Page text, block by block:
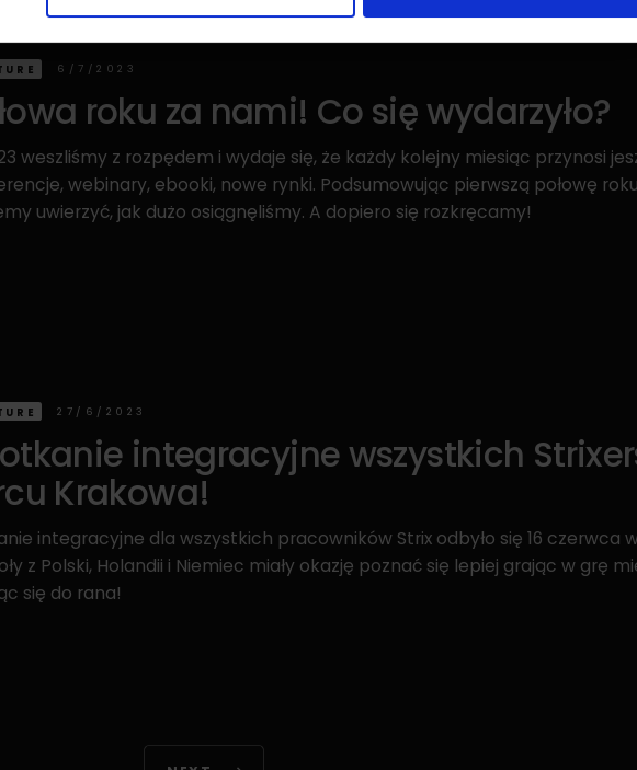
6/7/2023
roku za nami! Co się wydarzyło?
weszliśmy z rozpędem i wydaje się, że każdy kolejny miesiąc przynosi
webinary, ebooki, nowe rynki. Podsumowując pierwszą połowę
uwierzyć, jak dużo osiągnęliśmy. A dopiero się rozkręcamy!
27/6/2023
integracyjne wszystkich
Krakowa!
integracyjne dla wszystkich pracowników Strix odbyło się 16 czerwca
z Polski, Holandii i Niemiec miały okazję poznać się lepiej grając w grę
się do rana!